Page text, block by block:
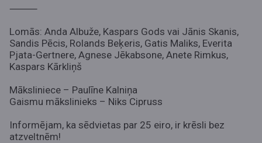
⸻
Lomās: Anda Albuže, Kaspars Gods vai Jānis Skanis,
Sandis Pēcis, Rolands Beķeris, Gatis Maliks, Everita
Pjata-Gertnere, Agnese Jēkabsone, Anete Rimkus,
Kaspars Kārkliņš
Māksliniece – Paulīne Kalniņa
Gaismu mākslinieks – Niks Cipruss
Informējam, ka sēdvietas par 25 eiro, ir krēsli bez
atzveltnēm!